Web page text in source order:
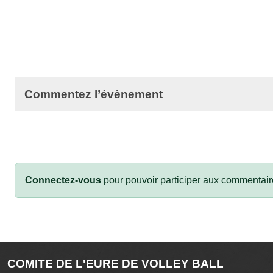
Commentez l’évènement
Connectez-vous pour pouvoir participer aux
COMITE DE L'EURE DE VOLLEY BALL